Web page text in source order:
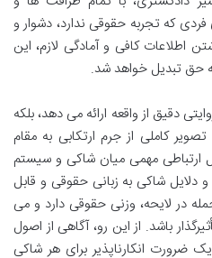
که تجربه حقوقی ندارد، دشوار و
اطلاعات کافی و آمادگی لازم، این
حق تبدیل خواهد شد.
دقیق از واقعه ارائه می دهد، بلکه
تصویر کاملی از جرم ارتکابی به مقام
ارتباطی مهمی میان شاکی و سیستم
شاکی به زبانی حقوقی و قابل
در لایحه، وزنی حقوقی دارد و می
باشد. از این رو، آگاهی از اصول
انکارناپذیر برای هر شاکی